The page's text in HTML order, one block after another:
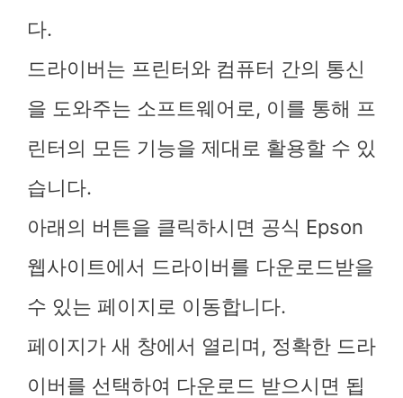
다.
드라이버는 프린터와 컴퓨터 간의 통신
을 도와주는 소프트웨어로, 이를 통해 프
린터의 모든 기능을 제대로 활용할 수 있
습니다.
아래의 버튼을 클릭하시면 공식 Epson
웹사이트에서 드라이버를 다운로드받을
수 있는 페이지로 이동합니다.
페이지가 새 창에서 열리며, 정확한 드라
이버를 선택하여 다운로드 받으시면 됩